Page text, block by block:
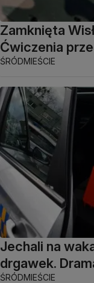
Zamknięta
Ćwiczenia
ŚRÓDMIEŚCIE
Jechali na
drgawek.
ŚRÓDMIEŚCIE